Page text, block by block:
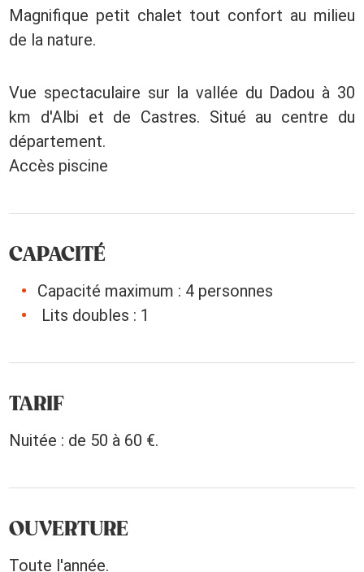
Magnifique petit chalet tout confort au milieu
de la nature.
Vue spectaculaire sur la vallée du Dadou à 30
km d'Albi et de Castres. Situé au centre du
département.
Accès piscine
CAPACITÉ
Capacité maximum : 4 personnes
Lits doubles : 1
TARIF
Nuitée : de 50 à 60 €.
OUVERTURE
Toute l'année.